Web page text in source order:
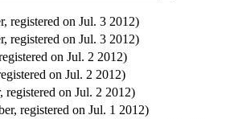
registered on Jul. 3 2012)
registered on Jul. 3 2012)
on Jul. 2 2012)
on Jul. 2 2012)
registered on Jul. 2 2012)
registered on Jul. 1 2012)